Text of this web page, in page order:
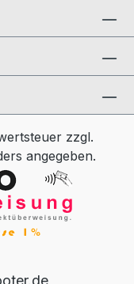
zzgl.
angegeben.